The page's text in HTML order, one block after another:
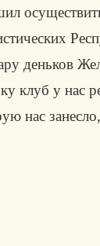
деньков
клуб у нас
нас